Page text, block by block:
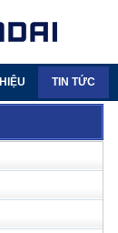
TIN TỨC